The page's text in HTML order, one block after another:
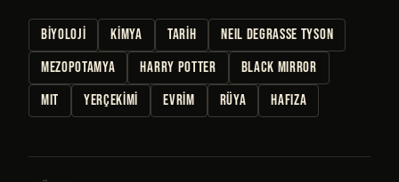
BIYOLOJI KIMYA TARIH
NEIL DEGRASSE TYSON
MEZOPOTAMYA
HARRY POTTER
BLACK MIRROR
MIT
YERÇEKIMI EVRIM RÜYA HAFIZA